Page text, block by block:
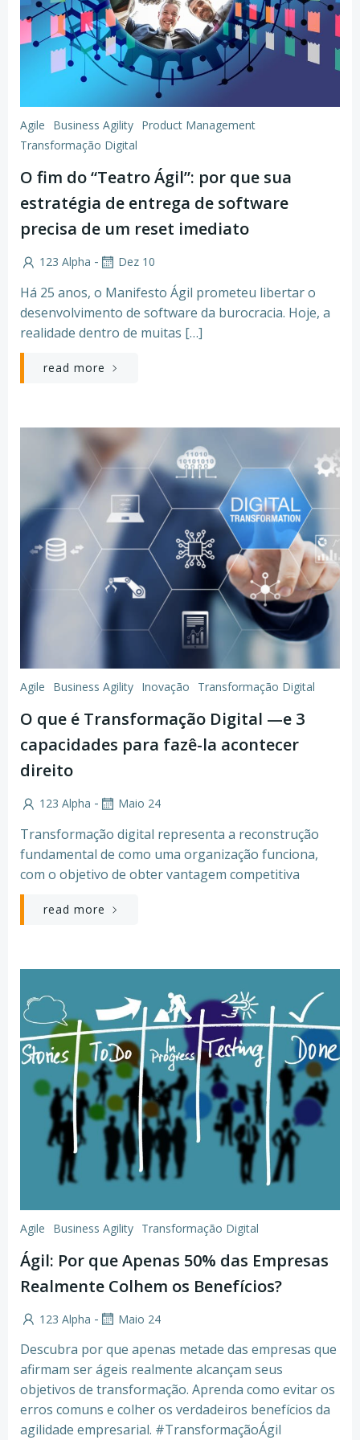
Agile Business Agility Product Management
Transformação Digital
O fim do “Teatro Ágil”: por que sua
estratégia de entrega de software
precisa de um reset imediato
123 Alpha - Dez 10
Há 25 anos, o Manifesto Ágil prometeu libertar o
desenvolvimento de software da burocracia. Hoje, a
realidade dentro de muitas […]
read more
Agile Business Agility Inovação Transformação Digital
O que é Transformação Digital —e 3
capacidades para fazê-la acontecer
direito
123 Alpha - Maio 24
Transformação digital representa a reconstrução
fundamental de como uma organização funciona,
com o objetivo de obter vantagem competitiva
read more
Agile Business Agility Transformação Digital
Ágil: Por que Apenas 50% das Empresas
Realmente Colhem os Benefícios?
123 Alpha - Maio 24
Descubra por que apenas metade das empresas que
afirmam ser ágeis realmente alcançam seus
objetivos de transformação. Aprenda como evitar os
erros comuns e colher os verdadeiros benefícios da
agilidade empresarial. #TransformaçãoÁgil